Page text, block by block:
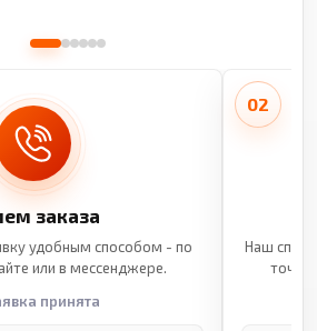
заказа
удобным способом - по
или в мессенджере.
принята
02
Наш